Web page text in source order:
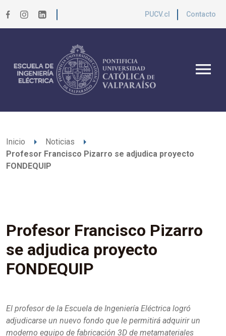
PUCV.cl Contacto
menu
Inicio arrow_right Noticias arrow_right
Profesor Francisco Pizarro se adjudica proyecto
FONDEQUIP
Profesor Francisco Pizarro
se adjudica proyecto
FONDEQUIP
El profesor de la Escuela de Ingeniería Eléctrica logró
adjudicarse un nuevo fondo que le permitirá adquirir un
moderno equipo de fabricación 3D de metamateriales